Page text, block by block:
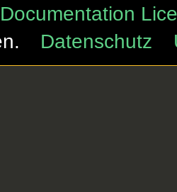
Documentation
Datenschutz